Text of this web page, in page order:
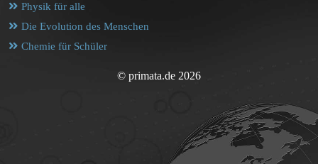
Physik für alle
Die Evolution des Menschen
Chemie für Schüler
© primata.de 2026